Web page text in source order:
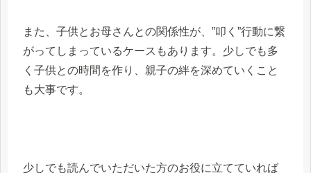
また、子供とお母さんとの関係性が、”叩く”行動に繋
がってしまっているケースもあります。少しでも多
く子供との時間を作り、親子の絆を深めていくこと
も大事です。
少しでも読んでいただいた方のお役に立てていれば